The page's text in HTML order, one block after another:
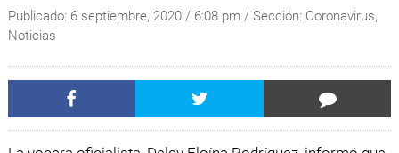
Publicado: 6 septiembre, 2020/ 6:08 pm / Sección: Coronavirus,
Noticias